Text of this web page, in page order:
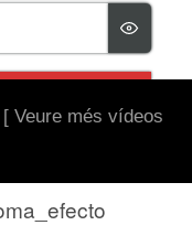
[ Veure més vídeos